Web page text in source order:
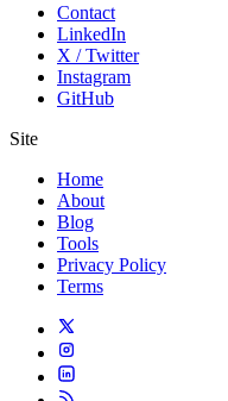
Contact
LinkedIn
X / Twitter
Instagram
GitHub
Site
Home
About
Blog
Tools
Privacy Policy
Terms